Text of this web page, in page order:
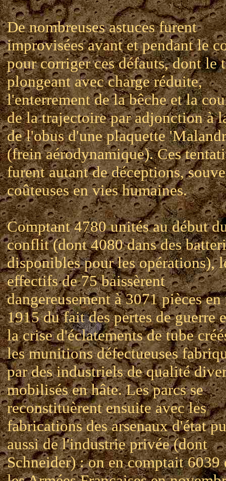
De nombreuses astuces furent
improvisées avant et pendant le
pour corriger ces défauts, dont le
plongeant avec charge réduite,
l'enterrement de la bêche et la
de la trajectoire par adjonction à
de l'obus d'une plaquette
(frein aérodynamique). Ces
furent autant de déceptions,
coûteuses en vies humaines.
Comptant 4780 unités au début
conflit (dont 4080 dans des
disponibles pour les opérations),
effectifs de 75 baissèrent
dangereusement à 3071 pièces en
1915 du fait des pertes de guerre
la crise d'éclatements de tube
les munitions défectueuses
par des industriels de qualité
mobilisés en hâte. Les parcs se
reconstituèrent ensuite avec les
fabrications des arsenaux d'état
aussi de l'industrie privée (dont
Schneider) : on en comptait 6039